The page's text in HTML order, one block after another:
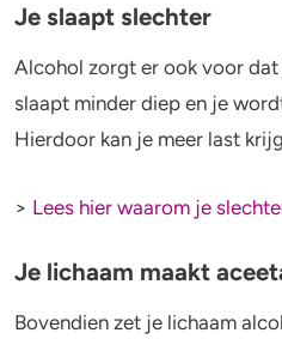
Je slaapt slechter
Alcohol zorgt er ook voor
slaapt minder diep en je
Hierdoor kan je meer last
> Lees hier waarom je
Je lichaam maakt
Bovendien zet je lichaam